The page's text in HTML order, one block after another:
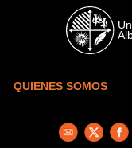
Skip to main content
QUIENES SOMOS